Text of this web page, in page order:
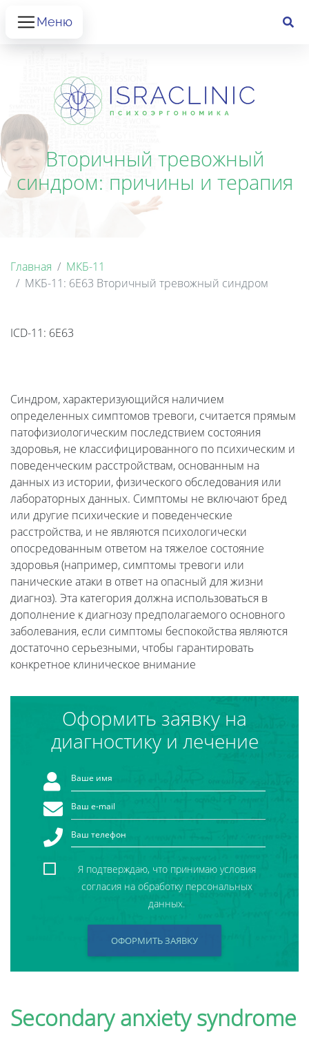
Меню
Вторичный тревожный
синдром: причины и терапия
Главная
МКБ-11
МКБ-11: 6E63 Вторичный тревожный синдром
ICD-11: 6E63
Синдром, характеризующийся наличием
определенных симптомов тревоги, считается прямым
патофизиологическим последствием состояния
здоровья, не классифицированного по психическим и
поведенческим расстройствам, основанным на
данных из истории, физического обследования или
лабораторных данных. Симптомы не включают бред
или другие психические и поведенческие
расстройства, и не являются психологически
опосредованным ответом на тяжелое состояние
здоровья (например, симптомы тревоги или
панические атаки в ответ на опасный для жизни
диагноз). Эта категория должна использоваться в
дополнение к диагнозу предполагаемого основного
заболевания, если симптомы беспокойства являются
достаточно серьезными, чтобы гарантировать
конкретное клиническое внимание
Оформить заявку на
диагностику и лечение
Я подтверждаю, что принимаю условия
согласия на обработку персональных
данных.
ОФОРМИТЬ ЗАЯВКУ
Secondary anxiety syndrome